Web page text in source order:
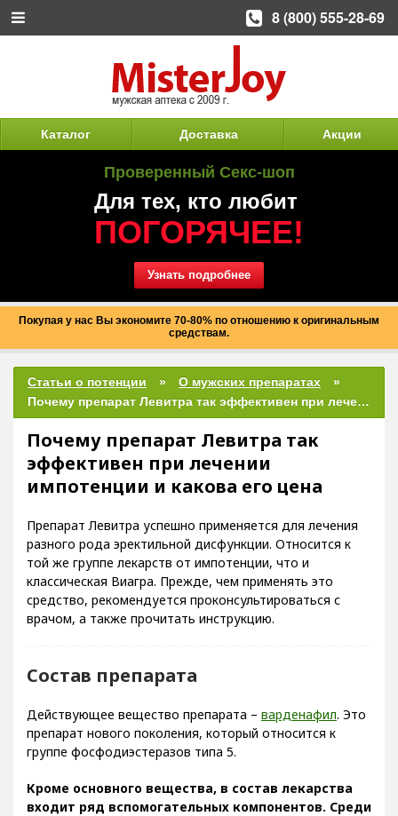
Каталог Доставка Акции
Проверенный Секс-шоп
Для тех, кто любит
ПОГОРЯЧЕЕ!
Узнать подробнее
Покупая у нас Вы экономите 70-80% по отношению к оригинальным
средствам.
Статьи о потенции
О мужских препаратах
Почему препарат Левитра так эффективен при лечении импотенции и какова его цена
Почему препарат Левитра так
эффективен при лечении
импотенции и какова его цена
Препарат Левитра успешно применяется для лечения
разного рода эректильной дисфункции. Относится к
той же группе лекарств от импотенции, что и
классическая Виагра. Прежде, чем применять это
средство, рекомендуется проконсультироваться с
врачом, а также прочитать инструкцию.
Состав препарата
Действующее вещество препарата – варденафил. Это
препарат нового поколения, который относится к
группе фосфодиэстеразов типа 5.
Кроме основного вещества, в состав лекарства
входит ряд вспомогательных компонентов. Среди
8 (800) 555-28-69